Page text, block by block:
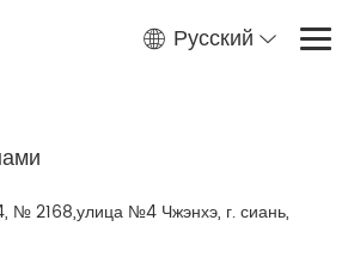
Русский
№ 2168,улица №4 Чжэнхэ, г. сиань,